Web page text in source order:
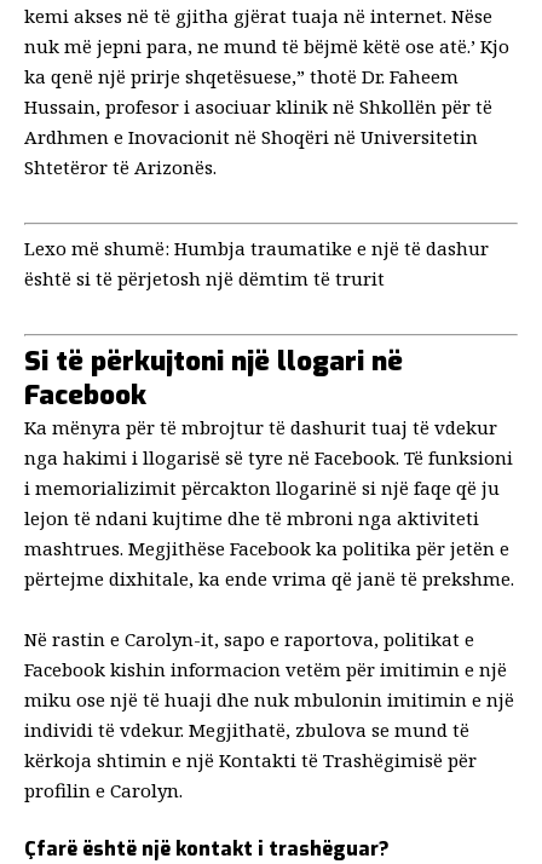
kemi akses në të gjitha gjërat tuaja në internet. Nëse
nuk më jepni para, ne mund të bëjmë këtë ose atë.’ Kjo
ka qenë një prirje shqetësuese,” thotë Dr. Faheem
Hussain, profesor i asociuar klinik në Shkollën për të
Ardhmen e Inovacionit në Shoqëri në Universitetin
Shtetëror të Arizonës.
Lexo më shumë: Humbja traumatike e një të dashur
është si të përjetosh një dëmtim të trurit
Si të përkujtoni një llogari në
Facebook
Ka mënyra për të mbrojtur të dashurit tuaj të vdekur
nga hakimi i llogarisë së tyre në Facebook. Të funksioni
i memorializimit përcakton llogarinë si një faqe që ju
lejon të ndani kujtime dhe të mbroni nga aktiviteti
mashtrues. Megjithëse Facebook ka politika për jetën e
përtejme dixhitale, ka ende vrima që janë të prekshme.
Në rastin e Carolyn-it, sapo e raportova, politikat e
Facebook kishin informacion vetëm për imitimin e një
miku ose një të huaji dhe nuk mbulonin imitimin e një
individi të vdekur. Megjithatë, zbulova se mund të
kërkoja shtimin e një Kontakti të Trashëgimisë për
profilin e Carolyn.
Çfarë është një kontakt i trashëguar?